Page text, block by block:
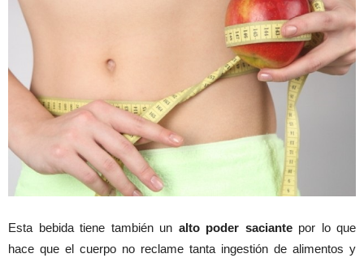
Esta bebida tiene también un alto poder saciantepor lo que
hace que el cuerpo no reclame tanta ingestión de alimentos y